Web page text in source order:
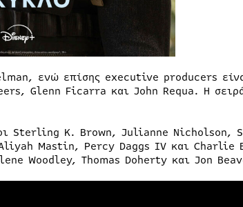
ενώ επίσης executive producers
Glenn Ficarra και John Requa. Η
Sterling K. Brown, Julianne Nicholson,
Mastin, Percy Daggs IV και Charlie
Woodley, Thomas Doherty και Jon